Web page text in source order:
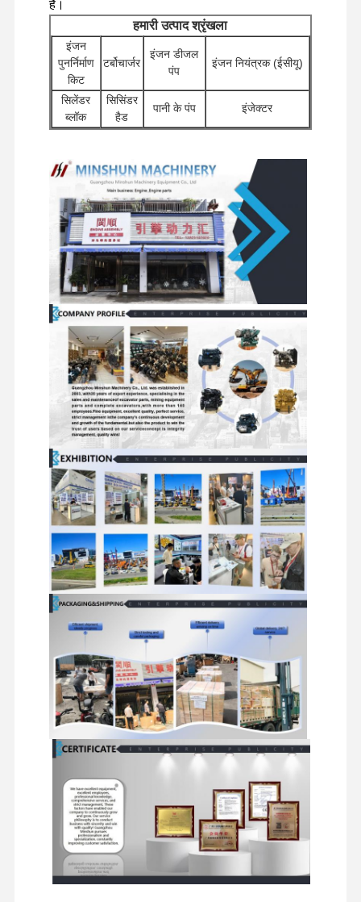
खुदाई करने वाला इंजन
इंजन पुनर्निर्माण किट
इंजेक्शन पंप
टर्बोचार्जर असेंबली
अन्य इंजन पार्ट्स
इलेक्ट्रॉनिक नियंत्रण तंत्र
इंजन के विद्युत घटक
इंजन ईंधन प्रणाली
खुदाई करने वाले हाइड्रोलिक पार्ट्स
खुदाई करने वाले स्पेयर पार्ट्स
हैं।
हमारी उत्पाद श्रृंखला
इंजन
पुनर्निर्माण
किट
टर्बोचार्जर
इंजन डीजल
पंप
इंजन नियंत्रक (ईसीयू)
सिलेंडर
ब्लॉक
सिसिंडर
हैड
पानी के पंप इंजेक्टर
मोटर्स
उपकरण
हाइड्रोलिक पंप
कुंडा घटक
वितरक
वाल्व
यात्रा मोटर
असेंबलियाँ
चेसिस घटक और अन्य
सहायक उपकरण